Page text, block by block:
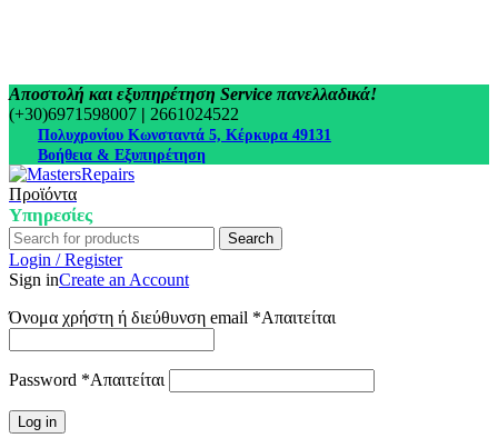
Αποστολή και εξυπηρέτηση Service πανελλαδικά!
(+30)6971598007 | 2661024522
Πολυχρονίου Κωνσταντά 5, Κέρκυρα 49131
Βοήθεια & Εξυπηρέτηση
Προϊόντα
Υπηρεσίες
Search
Login / Register
Sign inCreate an Account
Όνομα χρήστη ή διεύθυνση email *Απαιτείται
Password *Απαιτείται
Log in